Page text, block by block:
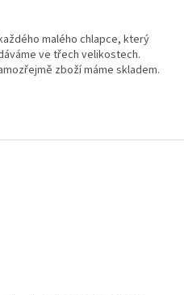
malého chlapce, který
ve třech velikostech.
zboží máme skladem.